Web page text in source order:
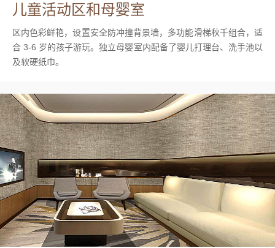
儿童活动区和母婴室
区内色彩鲜艳，设置安全防冲撞背景墙，多功能滑梯秋千组合，适
合 3-6 岁的孩子游玩。独立母婴室内配备了婴儿打理台、洗手池以
及软硬纸巾。